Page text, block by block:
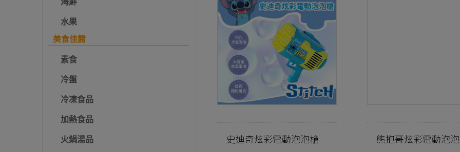
海鮮
水果
美食佳餚
素食
冷盤
冷凍食品
加熱食品
火鍋湯品
史迪奇炫彩電動泡泡槍 熊抱哥炫彩電動泡